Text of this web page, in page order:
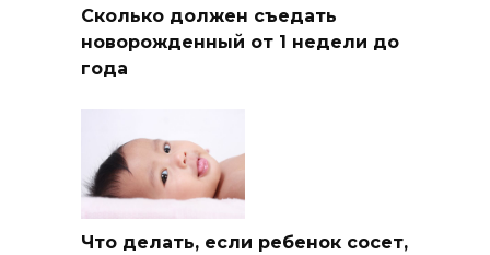
Сколько должен съедать
новорожденный от 1 недели до
года
Что делать, если ребенок сосет,